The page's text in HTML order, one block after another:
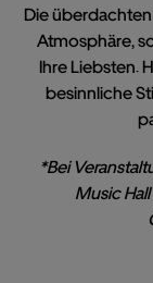
Die
Atmosphäre,
Ihre Liebsten.
besinnliche
*Bei
Music